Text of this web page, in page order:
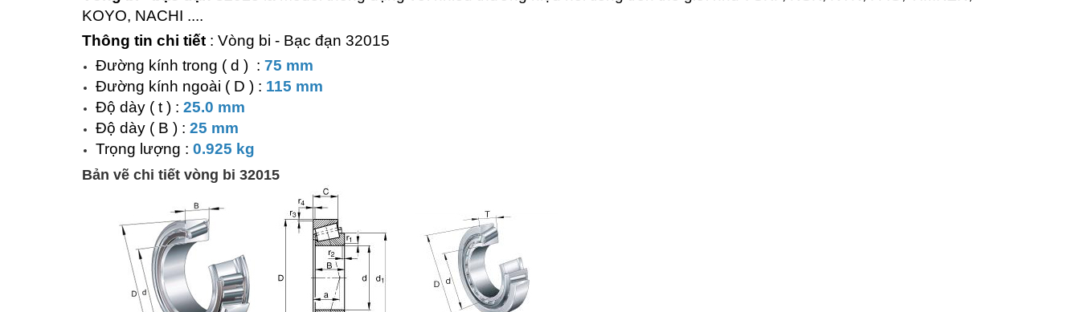
KOYO, NACHI ....
Thông tin chi tiết : Vòng bi - Bạc đạn 32015
Đường kính trong ( d ) : 75 mm
Đường kính ngoài ( D ) : 115 mm
Độ dày ( t ) : 25.0 mm
Độ dày ( B ) : 25 mm
Trọng lượng : 0.925 kg
Bản vẽ chi tiết vòng bi 32015